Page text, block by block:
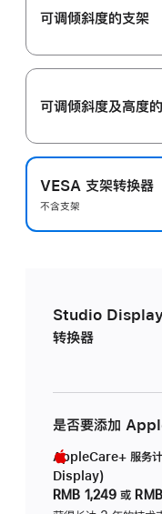
可调倾斜度的支架
可调倾斜度及高‍度
VESA 支架转换器
不含支架
Studio Display
转换器
是否要添加
AppleCare+ 服务
Display)
RMB 1,249 或